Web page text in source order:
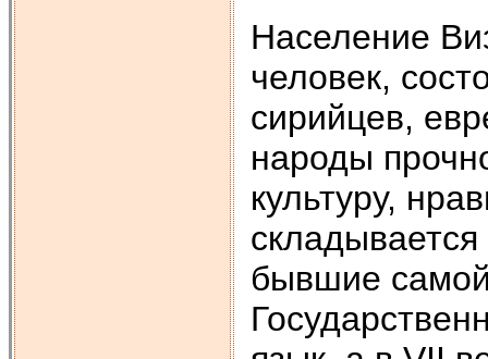
Население
человек,
сирийцев,
народы
культуру,
складывается
бывшие